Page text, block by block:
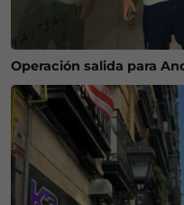
Operación salida para